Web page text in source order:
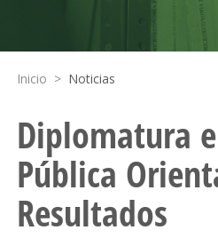
Inicio > Noticias
Diplomatura
Pública
Resultados